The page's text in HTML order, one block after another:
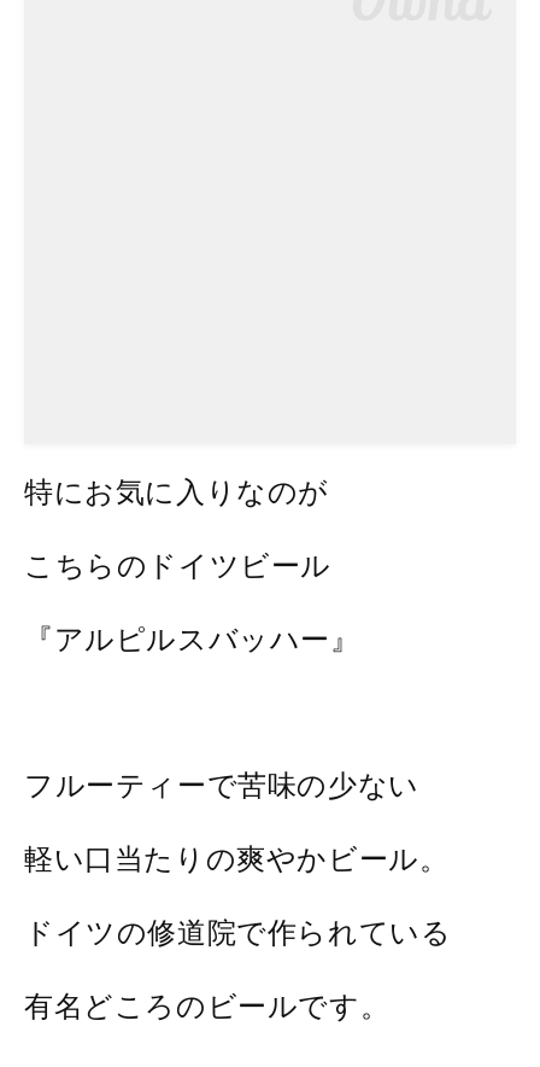
特にお気に入りなのが
こちらのドイツビール
『アルピルスバッハー』
フルーティーで苦味の少ない
軽い口当たりの爽やかビール。
ドイツの修道院で作られている
有名どころのビールです。